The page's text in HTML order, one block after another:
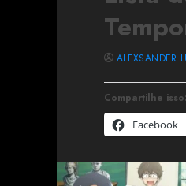
Compartilhe isso:
Facebook
ALEXSANDER